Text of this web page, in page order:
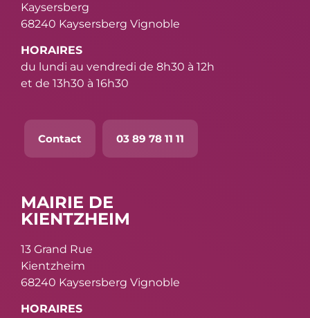
Kaysersberg
68240 Kaysersberg Vignoble
HORAIRES
du lundi au vendredi de 8h30 à 12h
et de 13h30 à 16h30
Contact 03 89 78 11 11
MAIRIE DE
KIENTZHEIM
13 Grand Rue
Kientzheim
68240 Kaysersberg Vignoble
HORAIRES